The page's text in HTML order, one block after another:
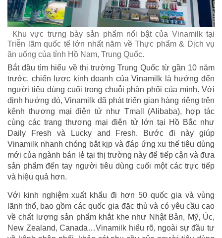
Khu vực trưng bày sản phẩm nổi bật của Vinamilk tại
Triễn lãm quốc tế lớn nhất năm về Thực phẩm & Dịch vụ
ăn uống của tỉnh Hồ Nam, Trung Quốc.
Bắt đầu tìm hiểu về thị trường Trung Quốc từ gần 10 năm
trước, chiến lược kinh doanh của Vinamilk là hướng đến
người tiêu dùng cuối trong chuỗi phân phối của mình. Với
định hướng đó, Vinamilk đã phát triển gian hàng riêng trên
kênh thương mại điện tử như Tmall (Alibaba), hợp tác
cùng các trang thương mại điện tử lớn tại Hồ Bắc như
Daily Fresh và Lucky and Fresh. Bước đi này giúp
Vinamilk nhanh chóng bắt kịp và đáp ứng xu thế tiêu dùng
mới của ngành bán lẻ tại thị trường này để tiếp cận và đưa
sản phẩm đến tay người tiêu dùng cuối một các trực tiếp
và hiệu quả hơn.
Với kinh nghiệm xuất khẩu đi hơn 50 quốc gia và vùng
lãnh thổ, bao gồm các quốc gia đặc thù và có yêu cầu cao
về chất lượng sản phẩm khắt khe như Nhật Bản, Mỹ, Úc,
New Zealand, Canada…Vinamilk hiểu rõ, ngoài sự đầu tư